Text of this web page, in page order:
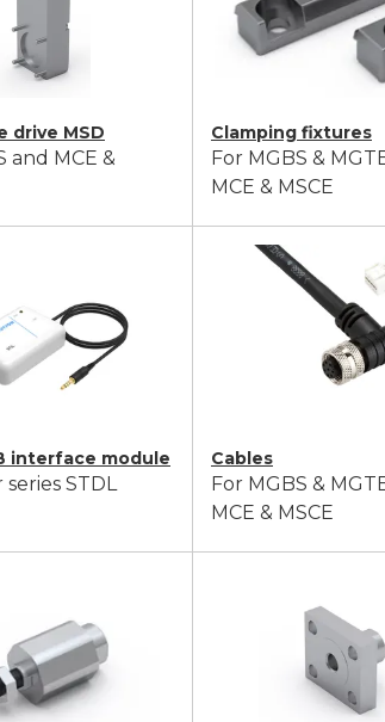
drive MSD
and MCE &
Clamping fixtures
For MGBS &
MCE & MSCE
interface module
STDL
Cables
For MGBS &
MCE & MSCE